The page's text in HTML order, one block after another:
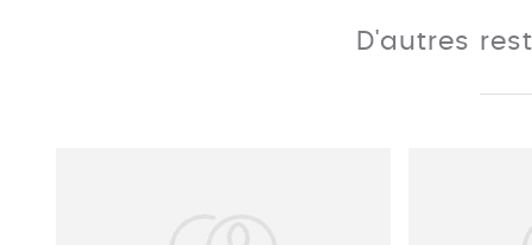
D'autres